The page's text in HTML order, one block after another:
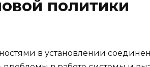
политики
в установлении